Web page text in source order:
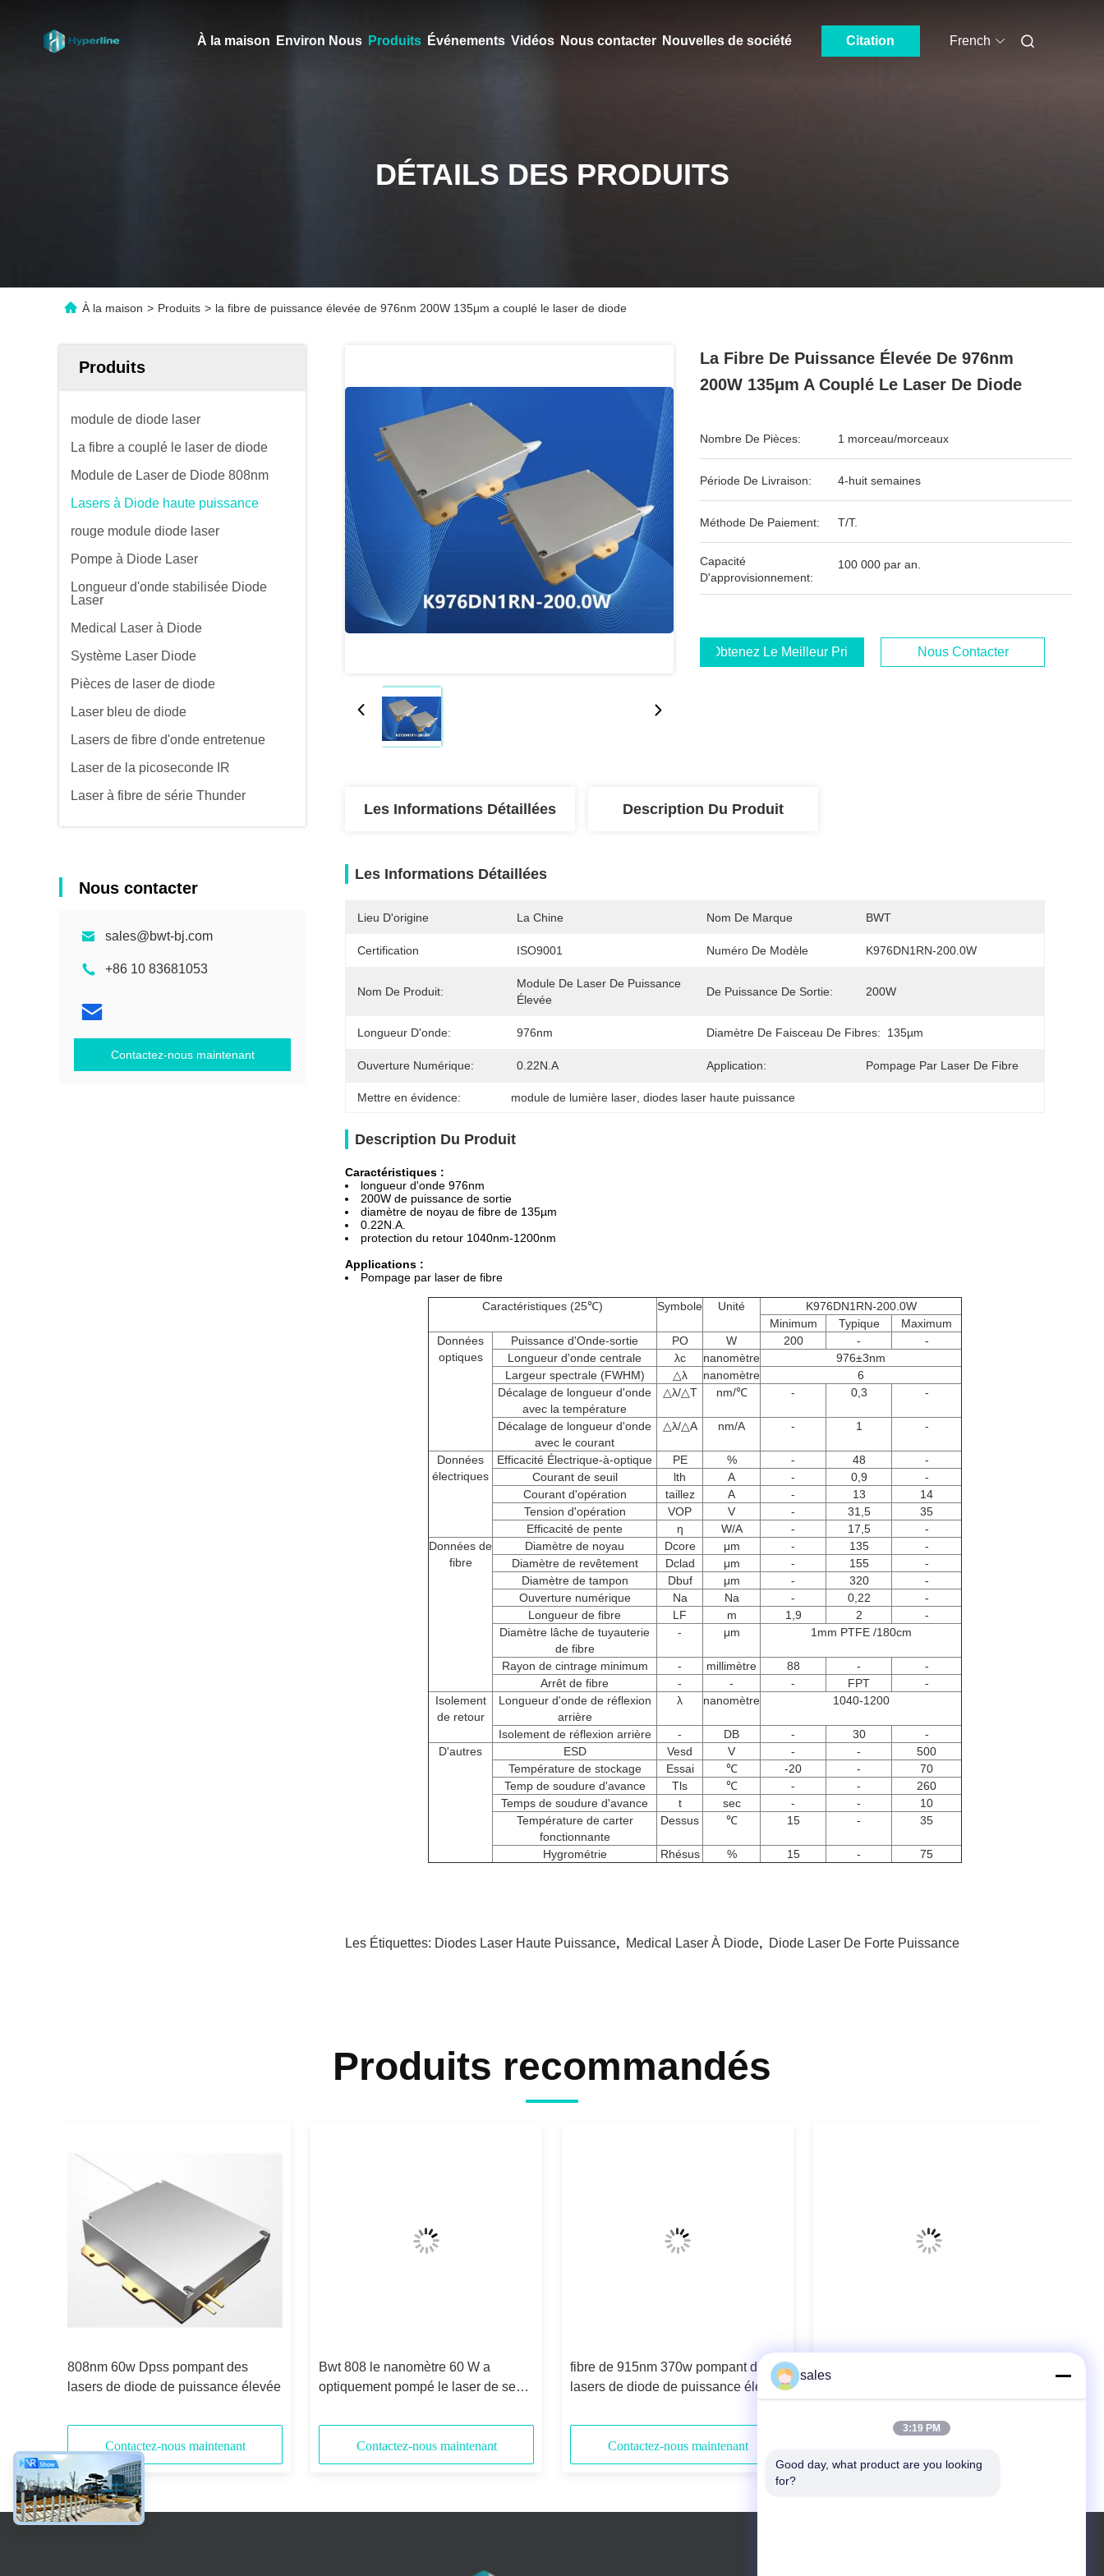
À la maison Environ Nous Produits Événements Vidéos Nous contacter Nouvelles de société Citation French
DÉTAILS DES PRODUITS
À la maison > Produits > la fibre de puissance élevée de 976nm 200W 135μm a couplé le laser de diode
Produits
module de diode laser
La fibre a couplé le laser de diode
Module de Laser de Diode 808nm
Lasers à Diode haute puissance
rouge module diode laser
Pompe à Diode Laser
Longueur d'onde stabilisée Diode
Laser
Medical Laser à Diode
Système Laser Diode
Pièces de laser de diode
Laser bleu de diode
Lasers de fibre d'onde entretenue
Laser de la picoseconde IR
Laser à fibre de série Thunder
Nous contacter
sales@bwt-bj.com
+86 10 83681053
Contactez-nous maintenant
La Fibre De Puissance Élevée De 976nm
200W 135μm A Couplé Le Laser De Diode
Nombre De Pièces: 1 morceau/morceaux
Période De Livraison: 4-huit semaines
Méthode De Paiement: T/T.
Capacité
D'approvisionnement:
100 000 par an.
Obtenez Le Meilleur Prix Nous Contacter
Les Informations Détaillées Description Du Produit
Les Informations Détaillées
Lieu D'origine La Chine Nom De Marque BWT
Certification ISO9001 Numéro De Modèle K976DN1RN-200.0W
Nom De Produit:
Module De Laser De Puissance
Élevée
De Puissance De Sortie: 200W
Longueur D'onde: 976nm Diamètre De Faisceau De Fibres: 135µm
Ouverture Numérique: 0.22N.A Application: Pompage Par Laser De Fibre
Mettre en évidence: module de lumière laser , diodes laser haute puissance
Description Du Produit
Caractéristiques :
longueur d'onde 976nm
200W de puissance de sortie
diamètre de noyau de fibre de 135µm
0.22N.A.
protection du retour 1040nm-1200nm
Applications :
Pompage par laser de fibre
Caractéristiques (25℃) Symbole Unité
K976DN1RN-200.0W
Minimum
Typique
Maximum
Données
optiques
Puissance d'Onde-sortie PO W 200 -
-
Longueur d'onde centrale
λc nanomètre
976±3nm
Largeur spectrale (FWHM)
△λ nanomètre
6
Décalage de longueur d'onde
avec la température
△λ/△T nm/℃ - 0,3 -
Décalage de longueur d'onde
avec le courant
△λ/△A nm/A - 1 -
Données
électriques
Efficacité Électrique-à-optique PE % - 48
-
Courant de seuil
lth A - 0,9
-
Courant d'opération
taillez A - 13
14
Tension d'opération
VOP V - 31,5
35
Efficacité de pente
η W/A - 17,5
-
Données de
fibre
Diamètre de noyau Dcore μm - 135
-
Diamètre de revêtement
Dclad μm - 155
-
Diamètre de tampon
Dbuf μm - 320
-
Ouverture numérique
Na Na - 0,22
-
Longueur de fibre
LF m 1,9 2
-
Diamètre lâche de tuyauterie
de fibre
- μm 1mm PTFE /180cm
Rayon de cintrage minimum - millimètre 88 -
-
Arrêt de fibre
- - - FPT
-
Isolement
de retour
Longueur d'onde de réflexion
arrière
λ nanomètre 1040-1200
Isolement de réflexion arrière - DB - 30
-
D'autres
ESD Vesd V - -
500
Température de stockage
Essai ℃ -20 -
70
Temp de soudure d'avance
Tls ℃ - -
260
Temps de soudure d'avance
t sec - -
10
Température de carter
fonctionnante
Dessus ℃ 15 - 35
Hygrométrie Rhésus % 15 - 75
Les Étiquettes: Diodes Laser Haute Puissance, Medical Laser À Diode, Diode Laser De Forte Puissance
Produits recommandés
808nm 60w Dpss pompant des
lasers de diode de puissance élevée
Contactez-nous maintenant
Bwt 808 le nanomètre 60 W a
optiquement pompé le laser de semi-
Contactez-nous maintenant
fibre de 915nm 370w pompant des
lasers de diode de puissance élevée
Contactez-nous maintenant
sales
3:19 PM
Good day, what product are you looking
for?